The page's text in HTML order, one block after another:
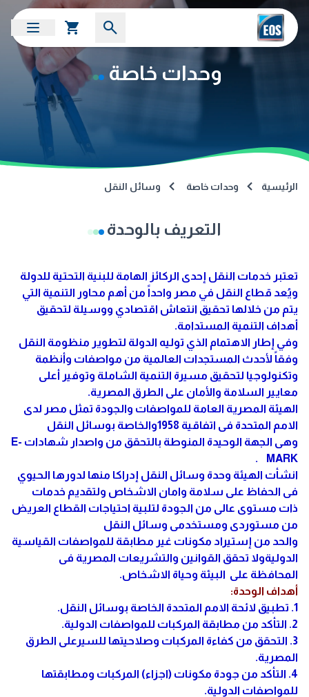
وحدات خاصة
الرئيسية وحدات خاصة وسائل النقل
التعريف بالوحدة
تعتبر خدمات النقل إحدى الركائز الهامة للبنية التحتية للدولة
ويُعد قطاع النقل في مصر واحداً من أهم محاور التنمية التي
يتم من خلالها تحقيق انتعاش اقتصادي ووسيلة لتحقيق
أهداف التنمية المستدامة.
وفي إطار الاهتمام الذي توليه الدولة لتطوير منظومة النقل
وفقاً لأحدث المستجدات العالمية من مواصفات وأنظمة
وتكنولوجيا لتحقيق مسيرة التنمية الشاملة وتوفير أعلى
معايير السلامة والأمان على الطرق المصرية.
الهيئة المصرية العامة للمواصفات والجودة تمثل مصر لدى
الامم المتحدة فى اتفاقية 1958والخاصة بوسائل النقل
وهى الجهة الوحيدة المنوطة بالتحقق من واصدار شهادات E-
MARK .
انشأت الهيئة وحدة وسائل النقل إدراكا منها لدورها الحيوي
فى الحفاظ على سلامة وامان الاشخاص ولتقديم خدمات
ذات مستوى عالى من الجودة لتلبية احتياجات القطاع العريض
من مستوردى ومستخدمى وسائل النقل
والحد من إستيراد مكونات غير مطابقة للمواصفات القياسية
الدوليةولا تحقق القوانين والتشريعات المصرية فى
المحافظة على البيئة وحياة الاشخاص.
أهداف الوحدة:
1. تطبيق لائحة الامم المتحدة الخاصة بوسائل النقل.
2. التأكد من مطابقة المركبات للمواصفات الدولية.
3. التحقق من كفاءة المركبات وصلاحيتها للسيرعلى الطرق
المصرية.
4. التأكد من جودة مكونات (اجزاء) المركبات ومطابقتها
للمواصفات الدولية.